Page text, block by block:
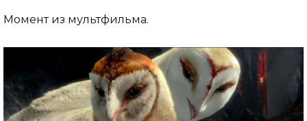
Момент из мультфильма.